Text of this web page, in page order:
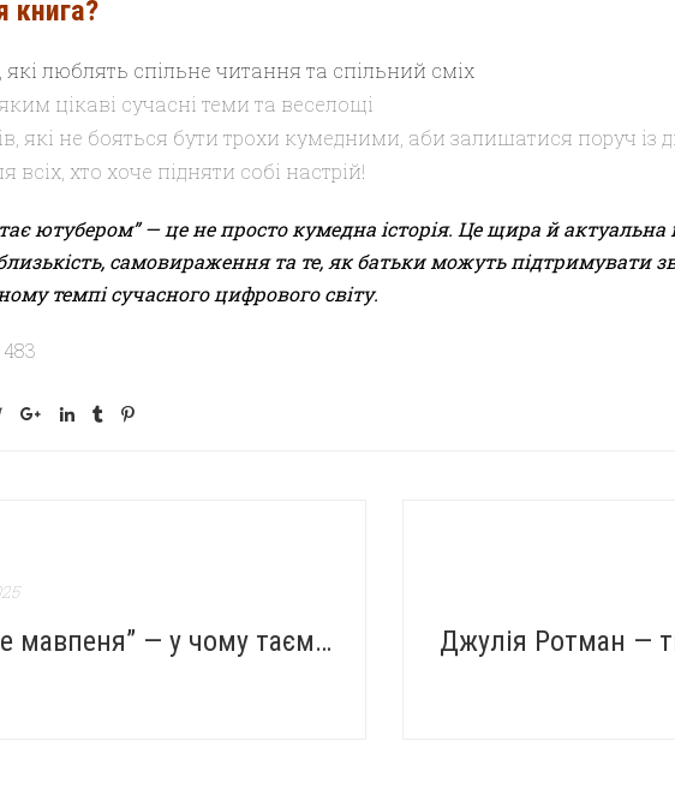
книга?
люблять спільне читання та спільний сміх
цікаві сучасні теми та веселощі
які не бояться бути трохи кумедними, аби залишатися поруч із
всіх, хто хоче підняти собі настрій!
ютубером” — це не просто кумедна історія. Це щира й
самовираження та те, як батьки можуть підтримувати
темпі сучасного цифрового світу.
483
"Похмуре мавпеня” — у чому таємниця популярності